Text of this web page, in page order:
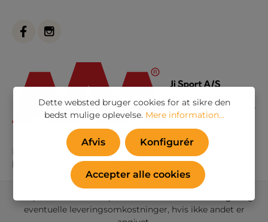
Eller via vores kontaktformular
. Vi besvarer alle
henvendelser indenfor 24 timer i hverdagen
eventuelle leveringsomkostninger, hvis ikke andet er
Dette websted bruger cookies for at sikre den
bedst mulige oplevelse. Mere information...
Afvis Konfigurér
Accepter alle cookies